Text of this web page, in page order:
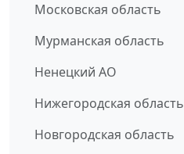
Московская область
Мурманская область
Ненецкий АО
Нижегородская область
Новгородская область